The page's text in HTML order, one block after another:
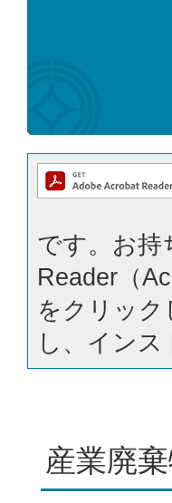
です。お持
Reader（
をクリッ
し、イン
産業廃